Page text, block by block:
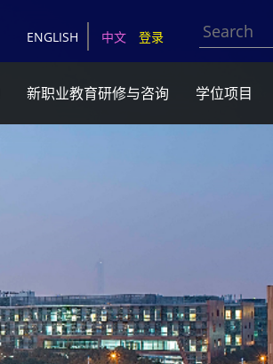
ENGLISH 中文 登录
新职业教育研修与咨询 学位项目